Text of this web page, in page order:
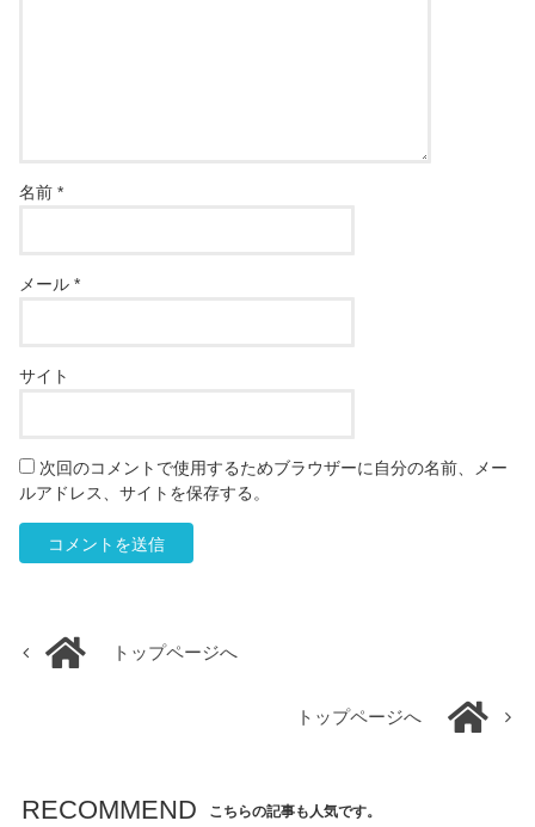
名前*
メール*
サイト
次回のコメントで使用するためブラウザーに自分の名前、メー
ルアドレス、サイトを保存する。
トップページへ
トップページへ
RECOMMEND こちらの記事も人気です。